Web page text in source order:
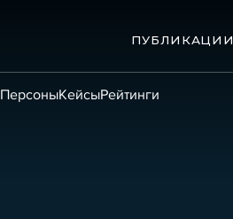
ПУБЛИКАЦИИ
ПерсоныКейсыРейтинги